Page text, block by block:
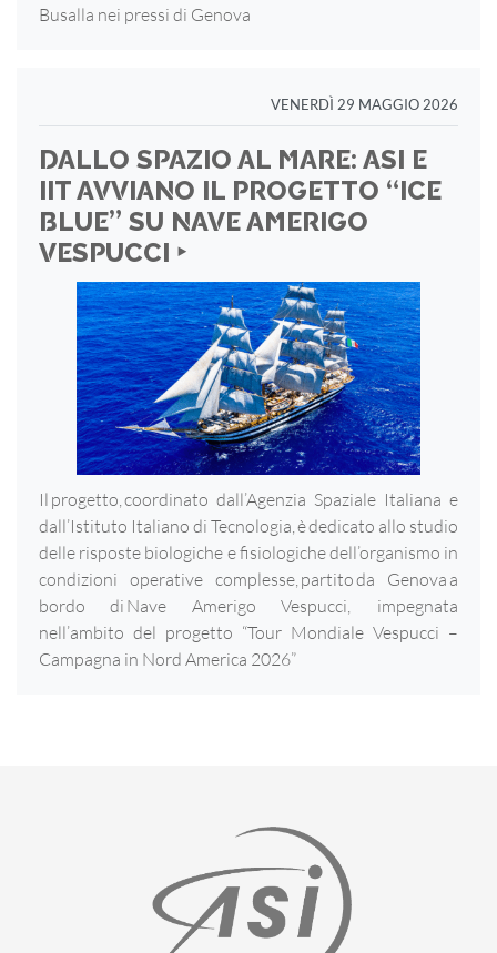
Busalla nei pressi di Genova
VENERDÌ 29 MAGGIO 2026
DALLO SPAZIO AL MARE: ASI E
IIT AVVIANO IL PROGETTO “ICE
BLUE” SU NAVE AMERIGO
VESPUCCI ‣
Il progetto, coordinato dall’Agenzia Spaziale Italiana e
dall’Istituto Italiano di Tecnologia, è dedicato allo studio
delle risposte biologiche e fisiologiche dell’organismo in
condizioni operative complesse, partito da Genova a
bordo di Nave Amerigo Vespucci, impegnata
nell’ambito del progetto “Tour Mondiale Vespucci –
Campagna in Nord America 2026”